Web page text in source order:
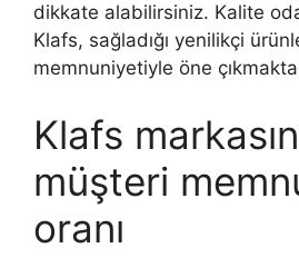
dikkate alabilirsiniz. Kalite
Klafs, sağladığı yenilikçi
memnuniyetiyle öne
Klafs
müşteri
oranı